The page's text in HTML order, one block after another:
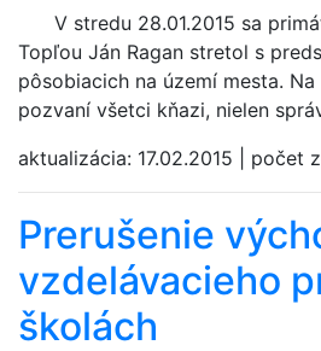
V stredu 28.01.2015 sa
Topľou Ján Ragan stretol s
pôsobiacich na území mesta.
pozvaní všetci kňazi, nielen
aktualizácia: 17.02.2015 počet
Prerušenie
vzdelávacieho
školách